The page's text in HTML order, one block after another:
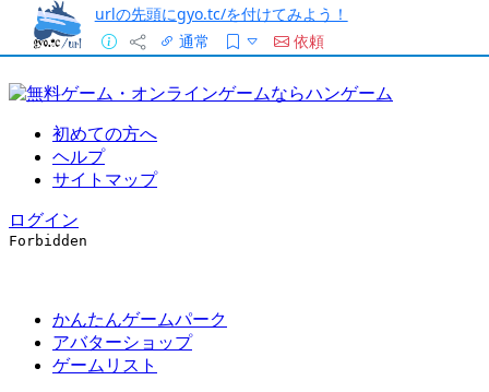
urlの先頭にgyo.tc/を付けてみよう！
通常
依頼